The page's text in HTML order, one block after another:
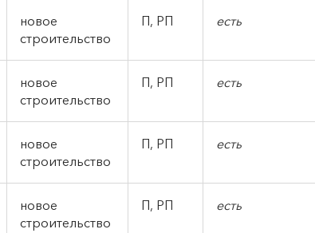
новое
строительство
П, РП есть
новое
строительство
П, РП есть
новое
строительство
П, РП есть
новое
строительство
П, РП есть